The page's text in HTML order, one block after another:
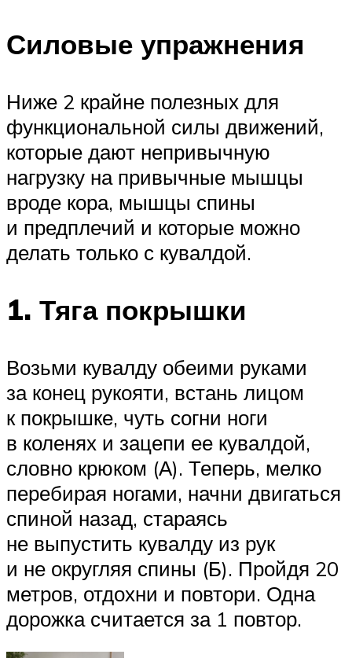
Силовые упражнения
Ниже 2 крайне полезных для
функциональной силы движений,
которые дают непривычную
нагрузку на привычные мышцы
вроде кора, мышцы спины
и предплечий и которые можно
делать только с кувалдой.
1. Тяга покрышки
Возьми кувалду обеими руками
за конец рукояти, встань лицом
к покрышке, чуть согни ноги
в коленях и зацепи ее кувалдой,
словно крюком (А). Теперь, мелко
перебирая ногами, начни двигаться
спиной назад, стараясь
не выпустить кувалду из рук
и не округляя спины (Б). Пройдя 20
метров, отдохни и повтори. Одна
дорожка считается за 1 повтор.